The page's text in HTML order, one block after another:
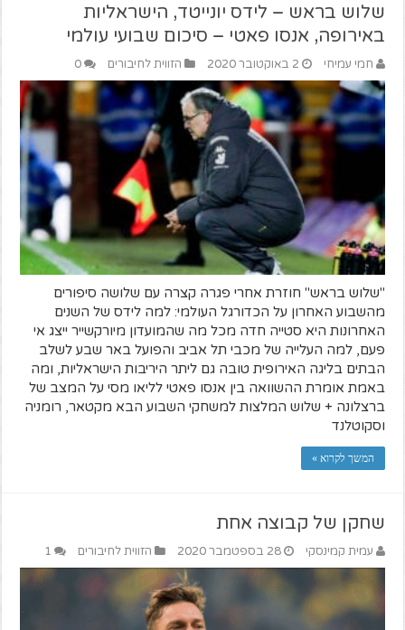
שלוש בראש – לידס יונייטד, הישראליות
באירופה, אנסו פאטי – סיכום שבועי עולמי
חמי עמיחי 2 באוקטובר 2020 הזווית לחיבורים 0
"שלוש בראש" חוזרת אחרי פגרה קצרה עם שלושה סיפורים
מהשבוע האחרון על הכדורגל העולמי: למה לידס של השנים
האחרונות היא סטייה חדה מכל מה שהמועדון מיורקשייר ייצג אי
פעם, למה העלייה של מכבי תל אביב והפועל באר שבע לשלב
הבתים בליגה האירופית טובה גם ליתר היריבות הישראליות, ומה
באמת אומרת ההשוואה בין אנסו פאטי לליאו מסי על המצב של
ברצלונה + שלוש המלצות למשחקי השבוע הבא מקטאר, רומניה
וסקוטלנד
המשך לקרוא »
שחקן של קבוצה אחת
עמית קמינסקי 28 בספטמבר 2020 הזווית לחיבורים 1